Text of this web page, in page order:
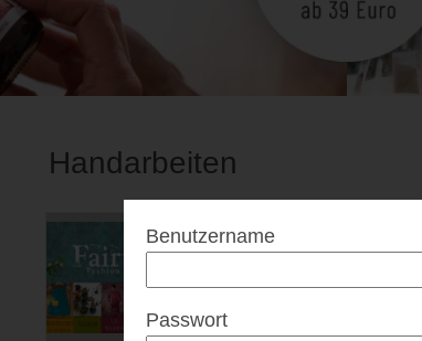
Handarbeiten
Benutzername
Passwort